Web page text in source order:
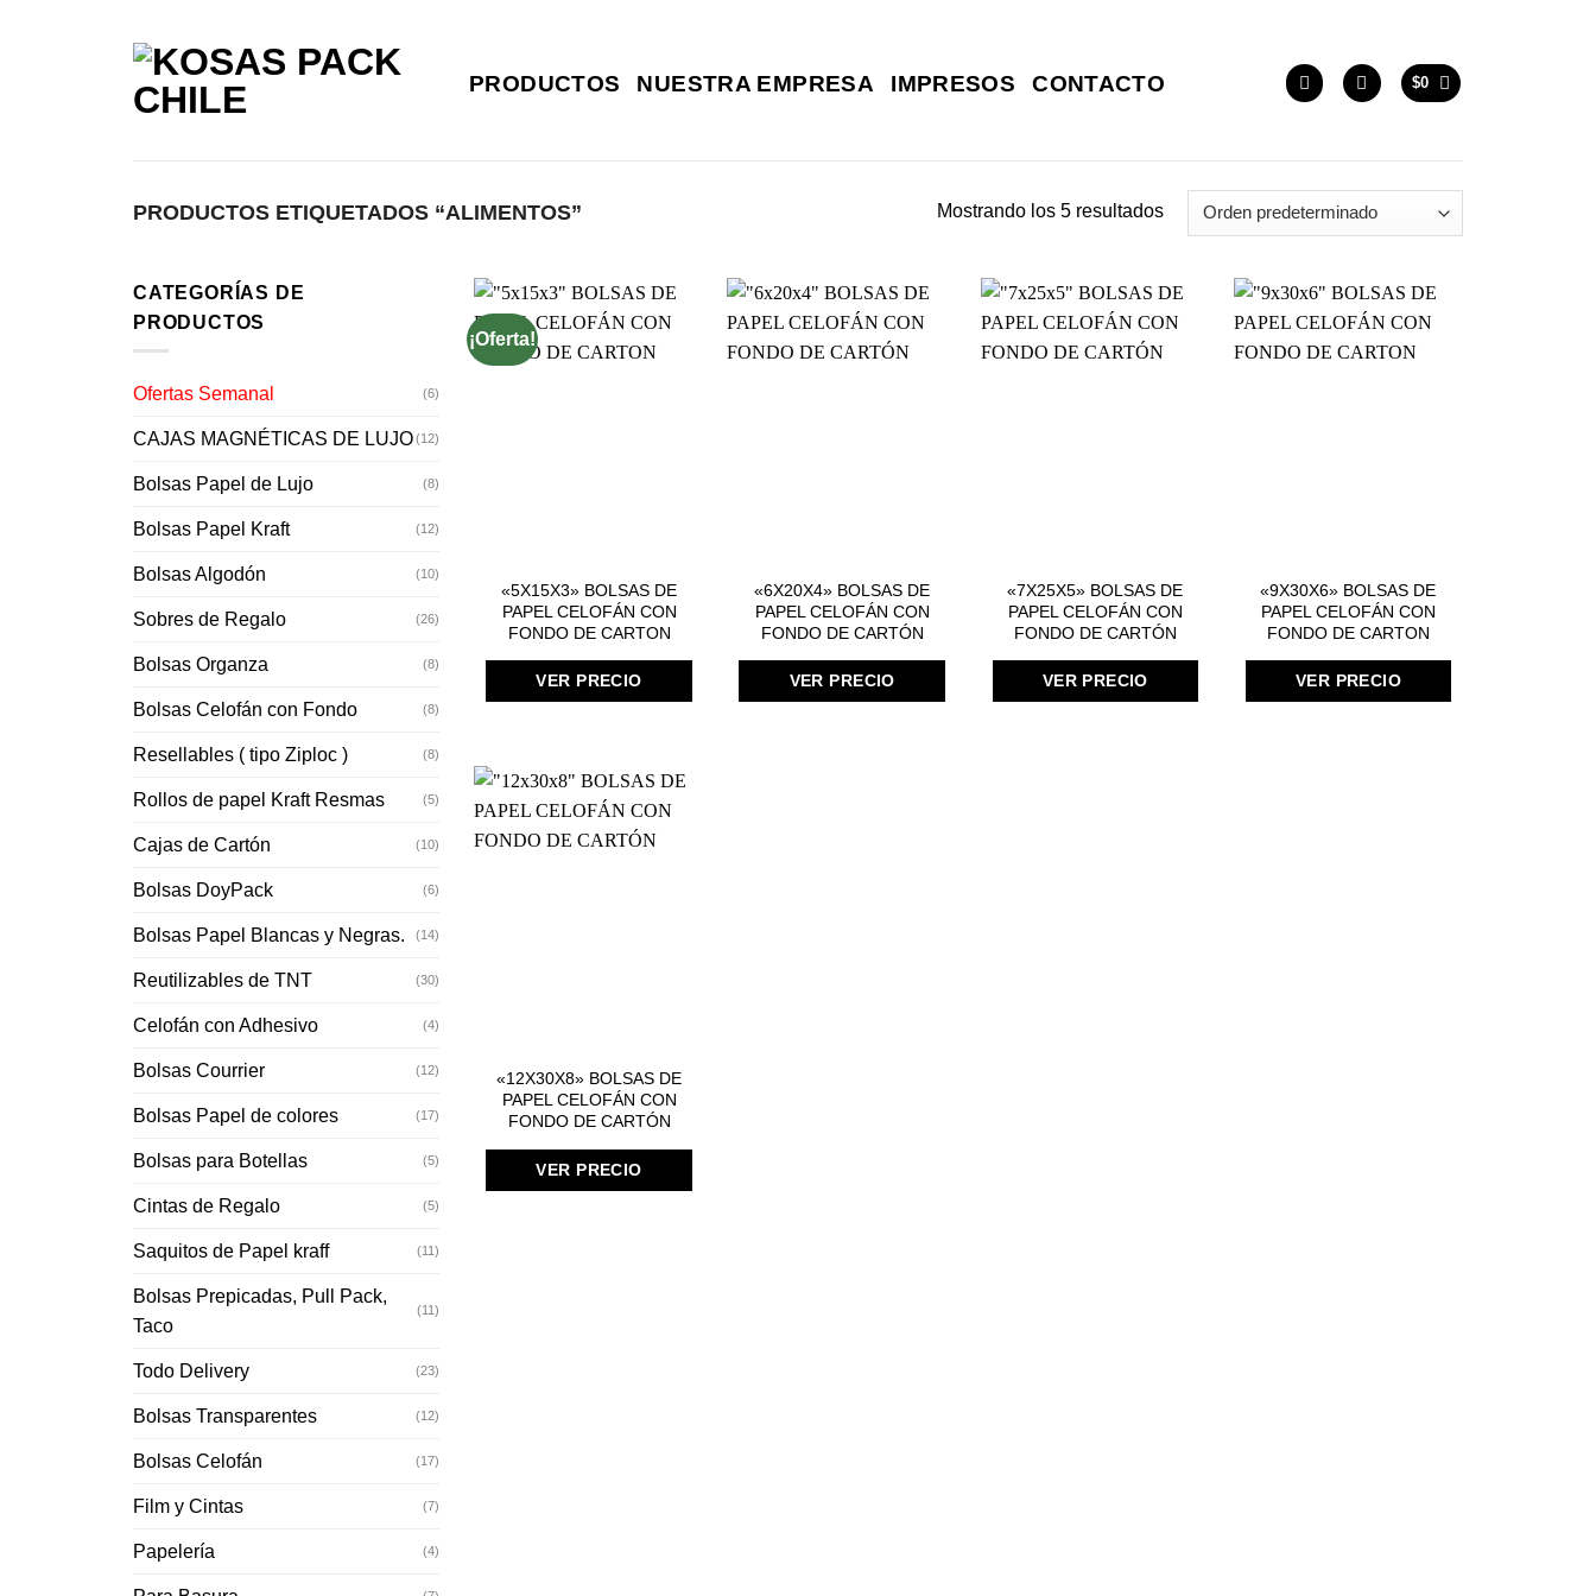
PRODUCTOS NUESTRA EMPRESA IMPRESOS CONTACTO $0
PRODUCTOS ETIQUETADOS “ALIMENTOS” Mostrando los 5 resultados
CATEGORÍAS DE
PRODUCTOS
Ofertas Semanal (6)
CAJAS MAGNÉTICAS DE LUJO(12)
Bolsas Papel de Lujo (8)
Bolsas Papel Kraft (12)
Bolsas Algodón (10)
Sobres de Regalo (26)
Bolsas Organza (8)
Bolsas Celofán con Fondo (8)
Resellables ( tipo Ziploc ) (8)
Rollos de papel Kraft Resmas (5)
Cajas de Cartón (10)
Bolsas DoyPack (6)
Bolsas Papel Blancas y Negras. (14)
Reutilizables de TNT (30)
Celofán con Adhesivo (4)
Bolsas Courrier (12)
Bolsas Papel de colores (17)
Bolsas para Botellas (5)
Cintas de Regalo (5)
Saquitos de Papel kraff (11)
Bolsas Prepicadas, Pull Pack,
Taco
(11)
Todo Delivery (23)
Bolsas Transparentes (12)
Bolsas Celofán (17)
Film y Cintas (7)
Papelería (4)
¡Oferta!
«5X15X3» BOLSAS DE
PAPEL CELOFÁN CON
FONDO DE CARTON
VER PRECIO
«6X20X4» BOLSAS DE
PAPEL CELOFÁN CON
FONDO DE CARTÓN
VER PRECIO
«7X25X5» BOLSAS DE
PAPEL CELOFÁN CON
FONDO DE CARTÓN
VER PRECIO
«9X30X6» BOLSAS DE
PAPEL CELOFÁN CON
FONDO DE CARTON
VER PRECIO
«12X30X8» BOLSAS DE
PAPEL CELOFÁN CON
FONDO DE CARTÓN
VER PRECIO